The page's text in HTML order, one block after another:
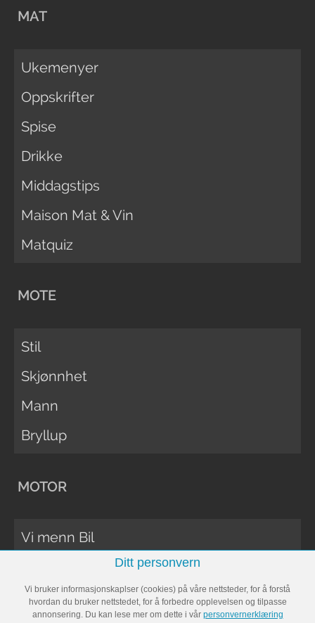
MAT
Ukemenyer
Oppskrifter
Spise
Drikke
Middagstips
Maison Mat & Vin
Matquiz
MOTE
Stil
Skjønnhet
Mann
Bryllup
MOTOR
Vi menn Bil
Vi Menn Båt
Ditt personvern
Vi bruker informasjonskaplser (cookies) på våre nettsteder, for å forstå
hvordan du bruker nettstedet, for å forbedre opplevelsen og tilpasse
annonsering. Du kan lese mer om dette i vår personvernerklæring